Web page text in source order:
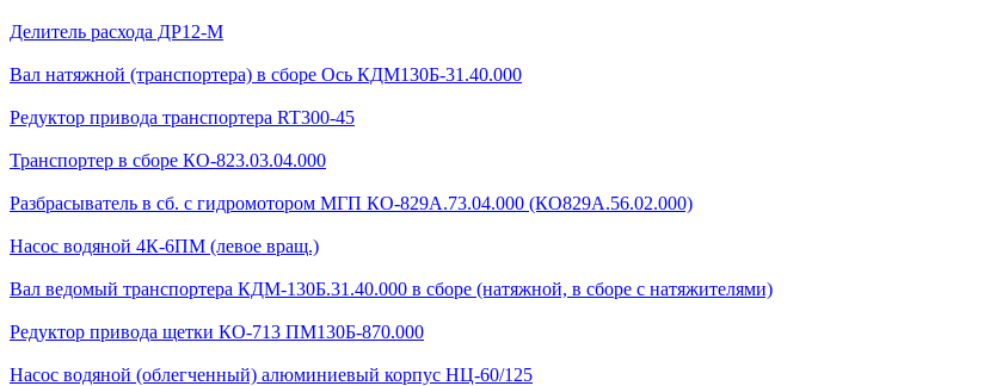
Делитель расхода ДР12-М
Вал натяжной (транспортера) в сборе Ось КДМ130Б-31.40.000
Редуктор привода транспортера RT300-45
Транспортер в сборе КО-823.03.04.000
Разбрасыватель в сб. с гидромотором МГП КО-829А.73.04.000 (КО829А.56.02.000)
Насос водяной 4К-6ПМ (левое вращ.)
Вал ведомый транспортера КДМ-130Б.31.40.000 в сборе (натяжной, в сборе с натяжителями)
Редуктор привода щетки КО-713 ПМ130Б-870.000
Насос водяной (облегченный) алюминиевый корпус НЦ-60/125